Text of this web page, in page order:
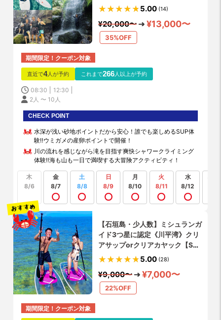
ミング体験✨〔所要約4時間〕シ
備‼️写真や動画データ無料 ♪ 参加
者9割が初体験
5.00 (14)
¥20,000〜 ¥13,000〜
35%OFF
期間限定！クーポン対象
直近で4人が予約 これまで266人以上が予約
08:30
12:30
2人 〜 10人
CHECK POINT
水深が浅い砂地ポイントだから安心！誰でも楽しめるSUP体
験‼️ウミガメの産卵ポイントで開催！
川の流れを感じながら滝を目指す爽快シャワークライミング
体験‼️海も山も一日で満喫する大冒険アクティビティ！
木
8/6
金
8/7
土
8/8
日
8/9
月
8/10
火
8/11
水
8/12
【石垣島・少人数】ミシュランガ
イド3つ星に認定《川平湾》クリ
アサップorクリアカヤック【SNS
特化型最新ドローン撮影】SNS映
5.00 (28)
¥9,000〜 ¥7,000〜
22%OFF
期間限定！クーポン対象